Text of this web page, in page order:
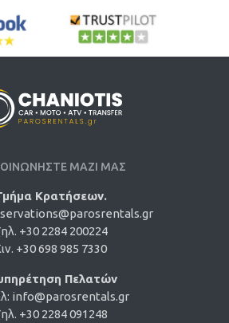
ΜΑΖΙ ΜΑΣ
Κρατήσεων.
+30 2284 200224
+30 698 985 7330
Πελατών
info@parosrentals.gr
+30 2284 091248